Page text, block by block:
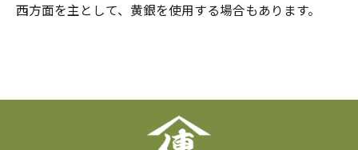
西方面を主として、黄銀を使用する場合もあります。